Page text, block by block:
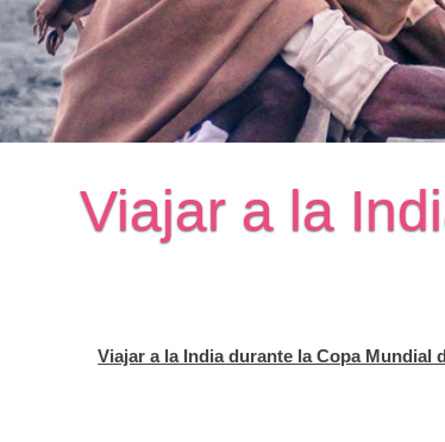
Viajar a la
Viajar a la India durante la Copa Mundial